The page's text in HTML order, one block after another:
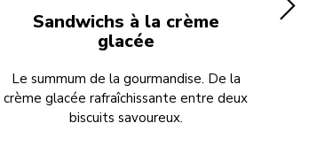
Sandwichs à la crème
glacée
Le summum de la gourmandise. De la
crème glacée rafraîchissante entre deux
biscuits savoureux.